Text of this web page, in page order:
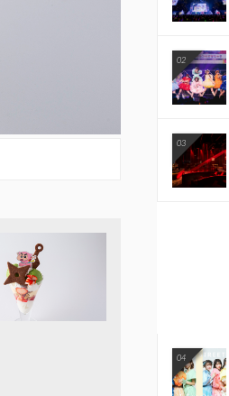
02
03
04